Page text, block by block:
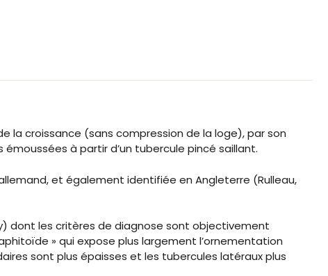
croissance (sans compression de la loge), par son
à partir d’un tubercule pincé saillant.
et également identifiée en Angleterre (Rulleau,
dont les critères de diagnose sont objectivement
» qui expose plus largement l’ornementation
sont plus épaisses et les tubercules latéraux plus